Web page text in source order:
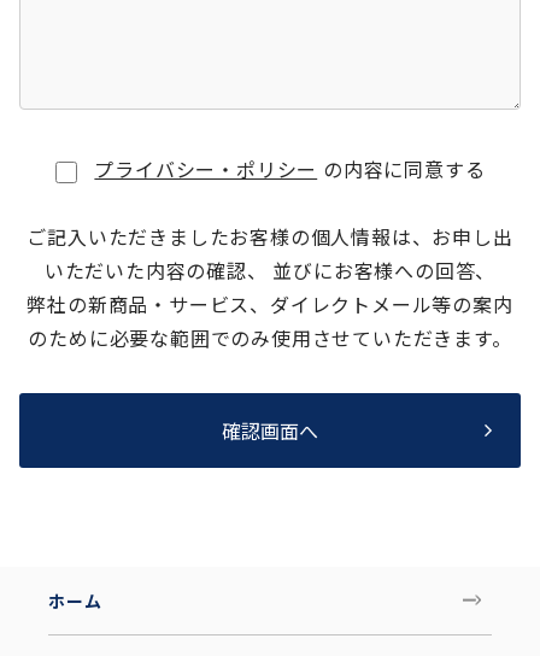
プライバシー・ポリシー の内容に同意する
ご記入いただきましたお客様の個人情報は、お申し出
いただいた内容の確認、 並びにお客様への回答、
弊社の新商品・サービス、ダイレクトメール等の案内
のために必要な範囲でのみ使用させていただきます。
確認画面へ
ホーム